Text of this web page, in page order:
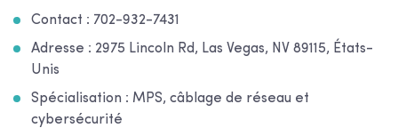
Contact : 702-932-7431
Adresse : 2975 Lincoln Rd, Las Vegas, NV 89115, États-
Unis
Spécialisation : MPS, câblage de réseau et
cybersécurité